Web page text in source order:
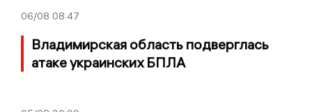
06/08 08:47
Владимирская область подверглась
атаке украинских БПЛА